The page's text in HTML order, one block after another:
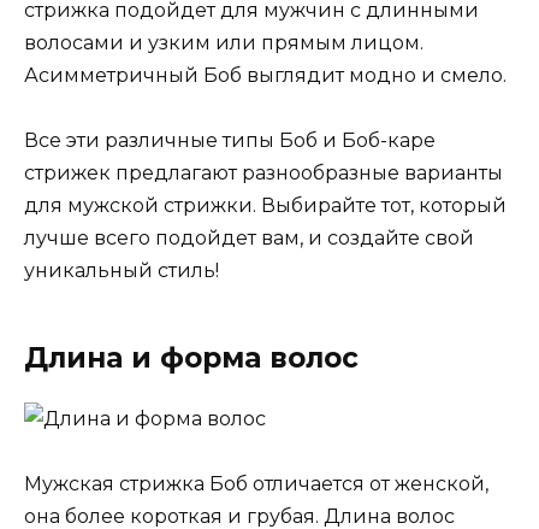
стрижка подойдет для мужчин с длинными
волосами и узким или прямым лицом.
Асимметричный Боб выглядит модно и смело.
Все эти различные типы Боб и Боб-каре
стрижек предлагают разнообразные варианты
для мужской стрижки. Выбирайте тот, который
лучше всего подойдет вам, и создайте свой
уникальный стиль!
Длина и форма волос
Мужская стрижка Боб отличается от женской,
она более короткая и грубая. Длина волос